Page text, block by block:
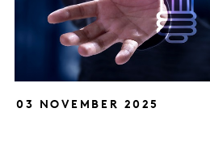
03 NOVEMBER 2025